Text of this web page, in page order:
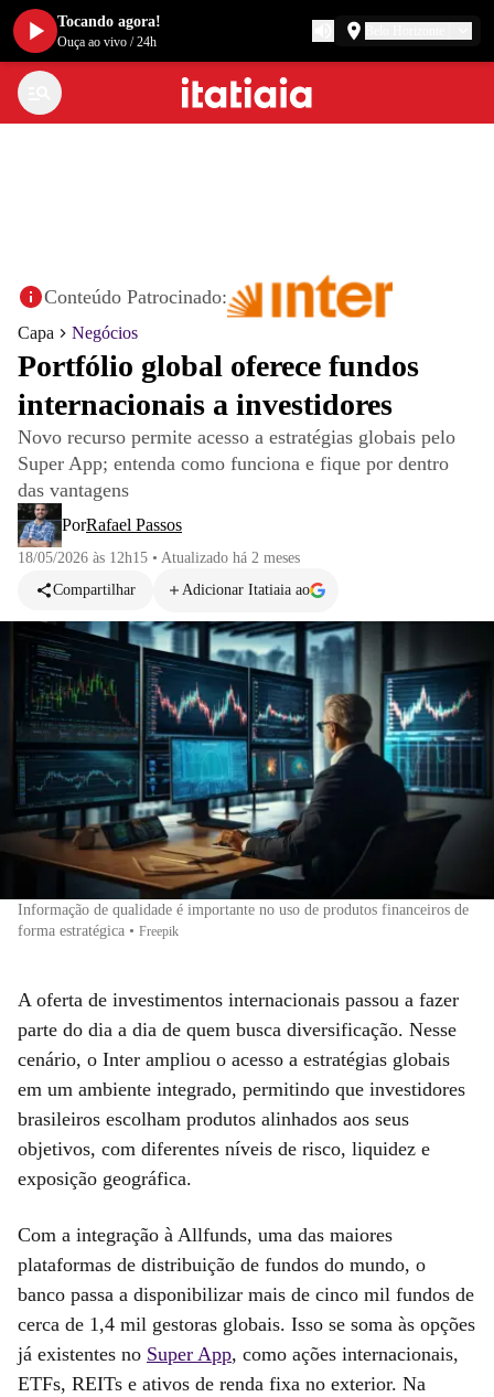
Conteúdo Patrocinado:
Capa Negócios
Portfólio global oferece fundos
internacionais a investidores
Novo recurso permite acesso a estratégias globais pelo
Super App; entenda como funciona e fique por dentro
das vantagens
PorRafael Passos
18/05/2026 às 12h15 • Atualizado há 2 meses
Compartilhar
Adicionar Itatiaia ao
Informação de qualidade é importante no uso de produtos financeiros de
forma estratégica • Freepik
A oferta de investimentos internacionais passou a fazer
parte do dia a dia de quem busca diversificação. Nesse
cenário, o Inter ampliou o acesso a estratégias globais
em um ambiente integrado, permitindo que investidores
brasileiros escolham produtos alinhados aos seus
objetivos, com diferentes níveis de risco, liquidez e
exposição geográfica.
Com a integração à Allfunds, uma das maiores
plataformas de distribuição de fundos do mundo, o
banco passa a disponibilizar mais de cinco mil fundos de
cerca de 1,4 mil gestoras globais. Isso se soma às opções
já existentes no Super App, como ações internacionais,
ETFs, REITs e ativos de renda fixa no exterior. Na
Tocando agora!
Ouça ao vivo /24h